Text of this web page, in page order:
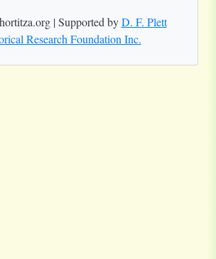
| Supported byD. F. Plett
Research Foundation Inc.